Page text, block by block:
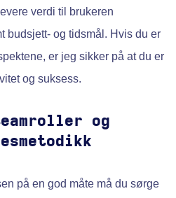
verdi til brukeren
budsjett- og tidsmål. Hvis du er
er jeg sikker på at du er
og suksess.
og
på en god måte må du sørge